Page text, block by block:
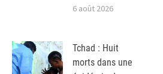
6 août 2026
Tchad : Huit
morts dans une